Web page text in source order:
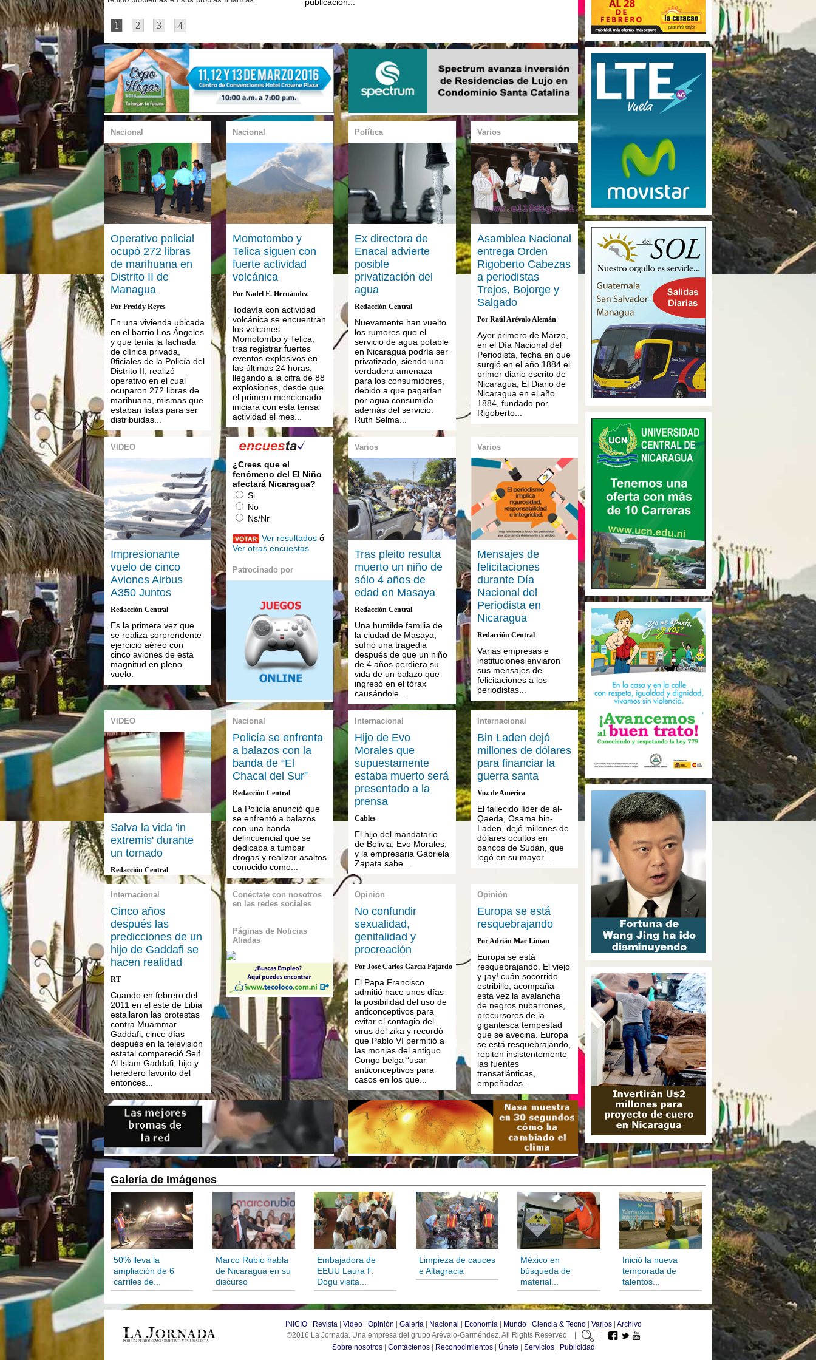
1 2 3 4
Nacional
Operativo policial
ocupó 272 libras
de marihuana en
Distrito II de
Managua
Por Freddy Reyes
En una vivienda ubicada
en el barrio Los Ángeles
y que tenía la fachada
de clínica privada,
0ficiales de la Policía del
Distrito II, realizó
operativo en el cual
ocuparon 272 libras de
marihuana, mismas que
estaban listas para ser
distribuidas...
Nacional
Momotombo y
Telica siguen con
fuerte actividad
volcánica
Por Nadel E. Hernández
Todavía con actividad
volcánica se encuentran
los volcanes
Momotombo y Telica,
tras registrar fuertes
eventos explosivos en
las últimas 24 horas,
llegando a la cifra de 88
explosiones, desde que
el primero mencionado
iniciara con esta tensa
actividad el mes...
Política
Ex directora de
Enacal advierte
posible
privatización del
agua
Redacción Central
Nuevamente han vuelto
los rumores que el
servicio de agua potable
en Nicaragua podría ser
privatizado, siendo una
verdadera amenaza
para los consumidores,
debido a que pagarían
por agua consumida
además del servicio.
Ruth Selma...
Varios
Asamblea Nacional
entrega Orden
Rigoberto Cabezas
a periodistas
Trejos, Bojorge y
Salgado
Por Raúl Arévalo Alemán
Ayer primero de Marzo,
en el Día Nacional del
Periodista, fecha en que
surgió en el año 1884 el
primer diario escrito de
Nicaragua, El Diario de
Nicaragua en el año
1884, fundado por
Rigoberto...
VIDEO
Impresionante
vuelo de cinco
Aviones Airbus
A350 Juntos
Redacción Central
Es la primera vez que
se realiza sorprendente
ejercicio aéreo con
cinco aviones de esta
magnitud en pleno
vuelo.
¿Crees que el
fenómeno del El Niño
afectará Nicaragua?
Si
No
Ns/Nr
Ver resultados ó
Ver otras encuestas
Patrocinado por
Varios
Tras pleito resulta
muerto un niño de
sólo 4 años de
edad en Masaya
Redacción Central
Una humilde familia de
la ciudad de Masaya,
sufrió una tragedia
después de que un niño
de 4 años perdiera su
vida de un balazo que
ingresó en el tórax
causándole...
Varios
Mensajes de
felicitaciones
durante Día
Nacional del
Periodista en
Nicaragua
Redacción Central
Varias empresas e
instituciones enviaron
sus mensajes de
felicitaciones a los
periodistas...
VIDEO
Salva la vida 'in
extremis' durante
un tornado
Redacción Central
Nacional
Policía se enfrenta
a balazos con la
banda de “El
Chacal del Sur”
Redacción Central
La Policía anunció que
se enfrentó a balazos
con una banda
delincuencial que se
dedicaba a tumbar
drogas y realizar asaltos
conocido como...
Internacional
Hijo de Evo
Morales que
supuestamente
estaba muerto será
presentado a la
prensa
Cables
El hijo del mandatario
de Bolivia, Evo Morales,
y la empresaria Gabriela
Zapata sabe...
Internacional
Bin Laden dejó
millones de dólares
para financiar la
guerra santa
Voz de América
El fallecido líder de al-
Qaeda, Osama bin-
Laden, dejó millones de
dólares ocultos en
bancos de Sudán, que
legó en su mayor...
Internacional
Cinco años
después las
predicciones de un
hijo de Gaddafi se
hacen realidad
RT
Cuando en febrero del
2011 en el este de Libia
estallaron las protestas
contra Muammar
Gaddafi, cinco días
después en la televisión
estatal compareció Seif
Al Islam Gaddafi, hijo y
heredero favorito del
entonces...
Conéctate con nosotros
en las redes sociales
Páginas de Noticias
Aliadas
Opinión
No confundir
sexualidad,
genitalidad y
procreación
Por José Carlos García Fajardo
El Papa Francisco
admitió hace unos días
la posibilidad del uso de
anticonceptivos para
evitar el contagio del
virus del zika y recordó
que Pablo VI permitió a
las monjas del antiguo
Congo belga “usar
anticonceptivos para
casos en los que...
Opinión
Europa se está
resquebrajando
Por Adrián Mac Liman
Europa se está
resquebrajando. El viejo
y ¡ay! cuán socorrido
estribillo, acompaña
esta vez la avalancha
de negros nubarrones,
precursores de la
gigantesca tempestad
que se avecina. Europa
se está resquebrajando,
repiten insistentemente
las fuentes
transatlánticas,
empeñadas...
Galería de Imágenes
50% lleva la
ampliación de 6
carriles de...
Marco Rubio habla
de Nicaragua en su
discurso
Embajadora de
EEUU Laura F.
Dogu visita...
Limpieza de cauces
e Altagracia
México en
búsqueda de
material...
Inició la nueva
temporada de
talentos...
INICIO| Revista | Video| Opinión | Galería | Nacional | Economía | Mundo| Ciencia & Tecno| Varios| Archivo
©2016 La Jornada. Una empresa del grupo Arévalo-Garméndez. All Rights Reserved. |
Sobre nosotros| Contáctenos| Reconocimientos| Únete | Servicios| Publicidad